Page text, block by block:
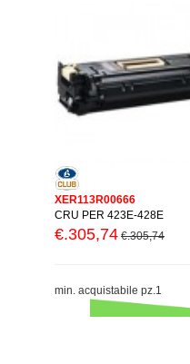
XER113R00666
CRU PER 423E-428E
€.305,74 €.305,74
min. acquistabile pz.1